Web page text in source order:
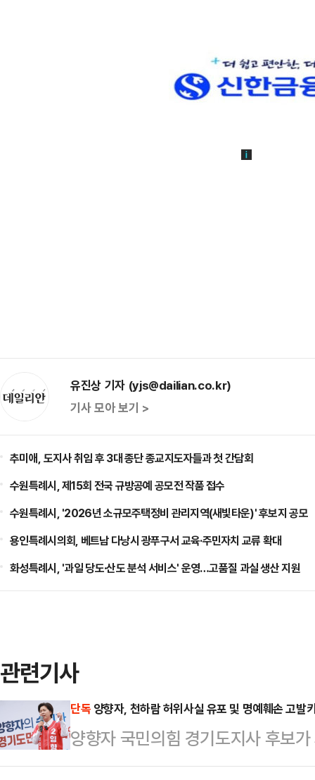
유진상 기자 (yjs@dailian.co.kr)
기사 모아 보기 >
추미애, 도지사 취임 후 3대 종단 종교지도자들과 첫 간담회
수원특례시, 제15회 전국 규방공예 공모전 작품 접수
수원특례시, '2026년 소규모주택정비 관리지역(새빛타운)' 후보지 공모
용인특례시의회, 베트남 다낭시 광푸구서 교육·주민자치 교류 확대
화성특례시, '과일 당도·산도 분석 서비스' 운영…고품질 과실 생산 지원
관련기사
단독 양향자, 천하람 허위사실 유포 및 명예훼손 고발
양향자 국민의힘 경기도지사 후보
기한 천하람 개혁신당 원내대표를